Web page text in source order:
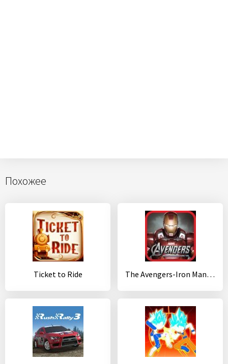
Похожее
Ticket to Ride The Avengers-Iron Man Mark VII